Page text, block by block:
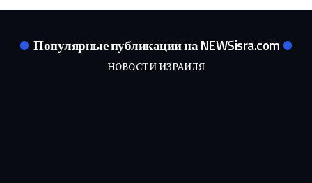
Популярные публикации на NEWSisra.com
НОВОСТИ ИЗРАИЛЯ